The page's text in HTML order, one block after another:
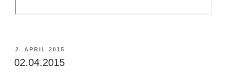
VERÖFFENTLICHT
AM
2. APRIL 2015
02.04.2015